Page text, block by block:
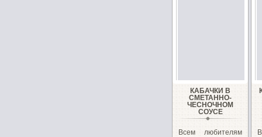
КАБАЧКИ В
СМЕТАННО-
ЧЕСНОЧНОМ
СОУСЕ
Всем любителям